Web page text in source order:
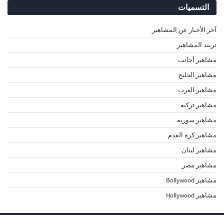
التسميات
آخر الأخبار عن المشاهير
تريند المشاهير
مشاهير أجانب
مشاهير الخليج
مشاهير العرب
مشاهير تركية
مشاهير سورية
مشاهير كرة القدم
مشاهير لبنان
مشاهير مصر
مشاهير Bollywood
مشاهير Hollywood